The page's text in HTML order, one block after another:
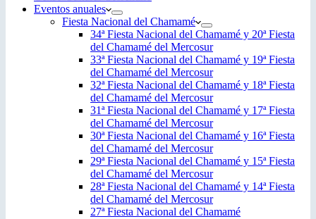
Eventos anuales
Fiesta Nacional del Chamamé
34ª Fiesta Nacional del Chamamé y 20ª Fiesta
del Chamamé del Mercosur
33ª Fiesta Nacional del Chamamé y 19ª Fiesta
del Chamamé del Mercosur
32ª Fiesta Nacional del Chamamé y 18ª Fiesta
del Chamamé del Mercosur
31ª Fiesta Nacional del Chamamé y 17ª Fiesta
del Chamamé del Mercosur
30ª Fiesta Nacional del Chamamé y 16ª Fiesta
del Chamamé del Mercosur
29ª Fiesta Nacional del Chamamé y 15ª Fiesta
del Chamamé del Mercosur
28ª Fiesta Nacional del Chamamé y 14ª Fiesta
del Chamamé del Mercosur
27ª Fiesta Nacional del Chamamé